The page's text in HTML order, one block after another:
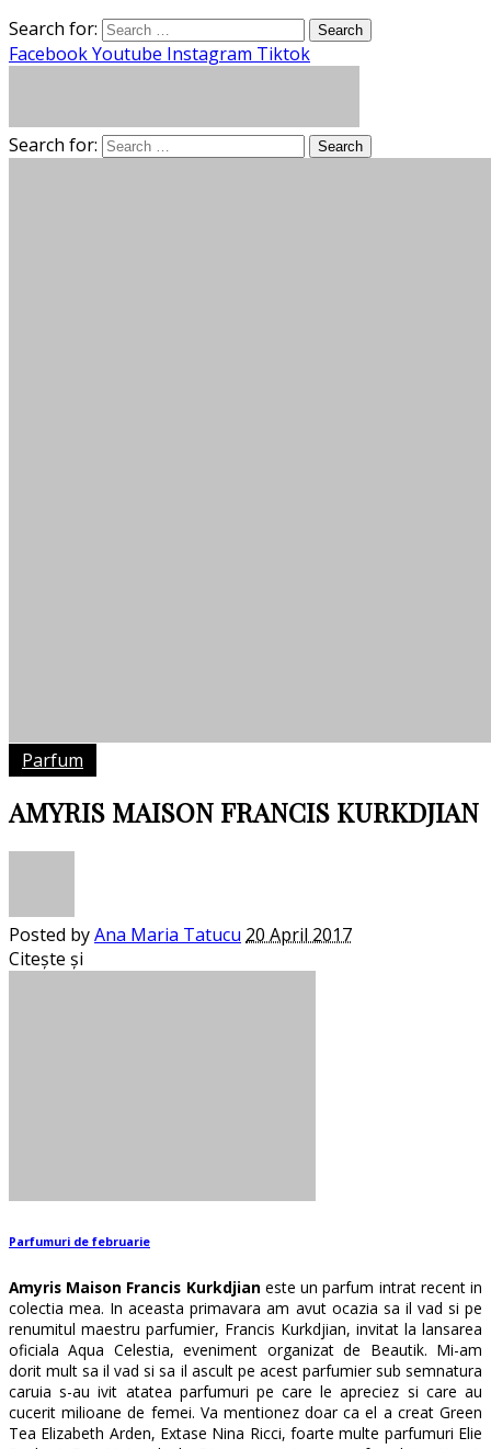
Search for:
FacebookYoutube Instagram Tiktok
Search for:
Parfum
AMYRIS MAISON FRANCIS KURKDJIAN
Posted byAna Maria Tatucu 20 April 2017
Citește și
Parfumuri de februarie
Amyris Maison Francis Kurkdjian este un parfum intrat recent in
colectia mea. In aceasta primavara am avut ocazia sa il vad si pe
renumitul maestru parfumier, Francis Kurkdjian, invitat la lansarea
oficiala Aqua Celestia, eveniment organizat de Beautik. Mi-am
dorit mult sa il vad si sa il ascult pe acest parfumier sub semnatura
caruia s-au ivit atatea parfumuri pe care le apreciez si care au
cucerit milioane de femei. Va mentionez doar ca el a creat Green
Tea Elizabeth Arden, Extase Nina Ricci, foarte multe parfumuri Elie